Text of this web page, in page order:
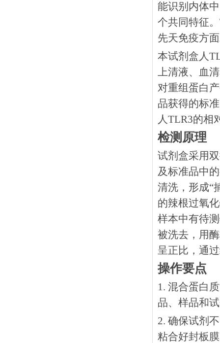
能识别内体
个共同特征
先天免疫方
本试剂盒人
上清液、血
对重组蛋白
品获得的标
人TLR3的相
检测原理
试剂盒采用
及标准品中
清洗，形成“
的辣根过氧
样本中有待
被洗去，用
呈正比，通
操作要点
1. 混合蛋白
品、样品和
2. 确保试剂
粘合好封板